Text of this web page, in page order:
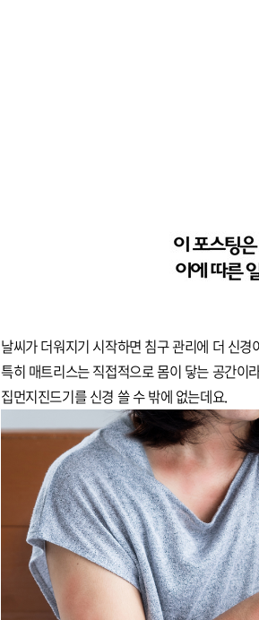
날씨가 더워지기 시작하면 침구 관리에 더 신경
특히 매트리스는 직접적으로 몸이 닿는 공간이
집먼지진드기를 신경 쓸 수 밖에 없는데요.